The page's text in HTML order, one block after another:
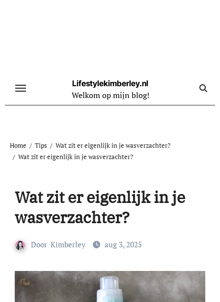
Lifestylekimberley.nl
Welkom op mijn blog!
Home Tips
Wat zit er eigenlijk in je wasverzachter?
Wat zit er eigenlijk in je wasverzachter?
Wat zit er eigenlijk in je
wasverzachter?
Door Kimberley aug 3, 2025